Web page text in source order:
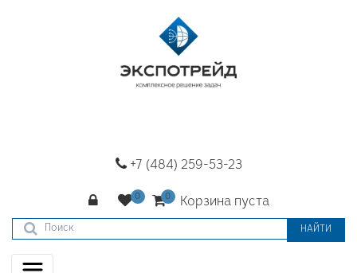
+7 (484) 259-53-23
Корзина пуста
НАЙТИ